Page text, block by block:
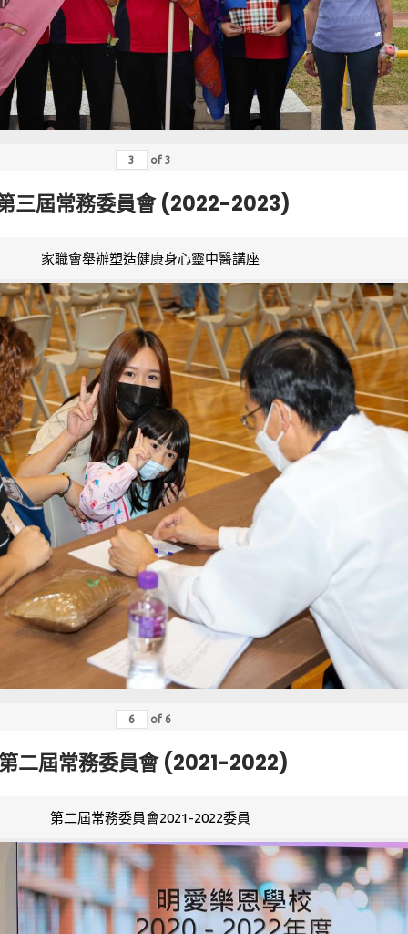
of 3
三屆常務委員會 (2022-2023)
家職會舉辦塑造健康身心靈中醫講座
of 6
二屆常務委員會 (2021-2022)
第二屆常務委員會2021-2022委員